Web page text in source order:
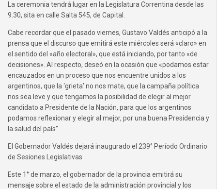
La ceremonia tendrá lugar en la Legislatura Correntina desde las
9.30, sita en calle Salta 545, de Capital.
Cabe recordar que el pasado viernes, Gustavo Valdés anticipó a la
prensa que el discurso que emitirá este miércoles será «claro» en
el sentido del «año electoral», que está iniciando, por tanto «de
decisiones». Al respecto, deseó en la ocasión que «podamos estar
encauzados en un proceso que nos encuentre unidos a los
argentinos, que la ‘grieta’ no nos mate, que la campaña política
nos sea leve y que tengamos la posibilidad de elegir al mejor
candidato a Presidente de la Nación, para que los argentinos
podamos reflexionar y elegir al mejor, por una buena Presidencia y
la salud del país”.
El Gobernador Valdés dejará inaugurado el 239° Período Ordinario
de Sesiones Legislativas
Este 1° de marzo, el gobernador de la provincia emitirá su
mensaje sobre el estado de la administración provincial y los